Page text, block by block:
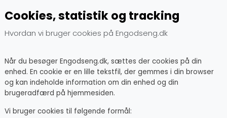
Cookies, statistik og tracking
Hvordan vi bruger cookies på Engodseng.dk
Når du besøger Engodseng.dk, sættes der cookies på din
enhed. En cookie er en lille tekstfil, der gemmes i din browser
og kan indeholde information om din enhed og din
brugeradfærd på hjemmesiden.
Vi bruger cookies til følgende formål: